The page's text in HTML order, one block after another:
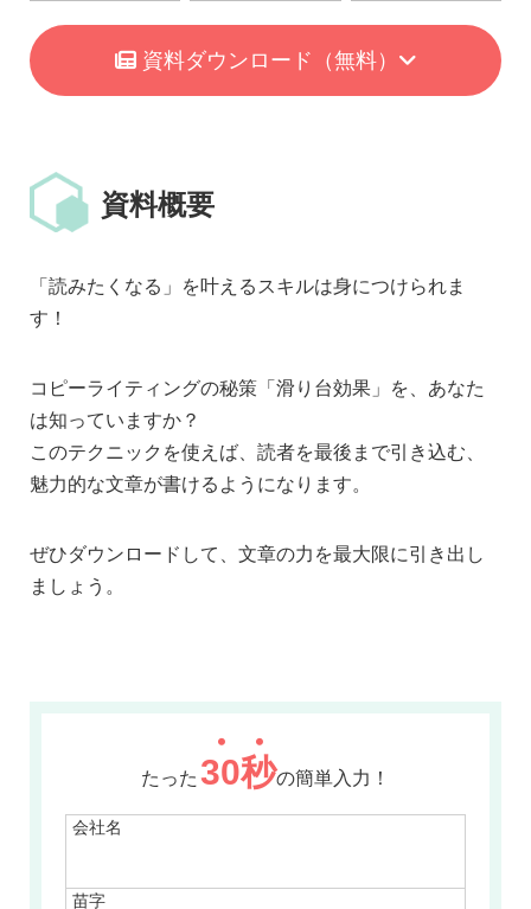
資料ダウンロード （無料）
資料概要
「読みたくなる」を叶えるスキルは身につけられま
す！
コピーライティングの秘策「滑り台効果」を、あなた
は知っていますか？
このテクニックを使えば、読者を最後まで引き込む、
魅力的な文章が書けるようになります。
ぜひダウンロードして、文章の力を最大限に引き出し
ましょう。
たった 30秒の簡単入力！
会社名
苗字